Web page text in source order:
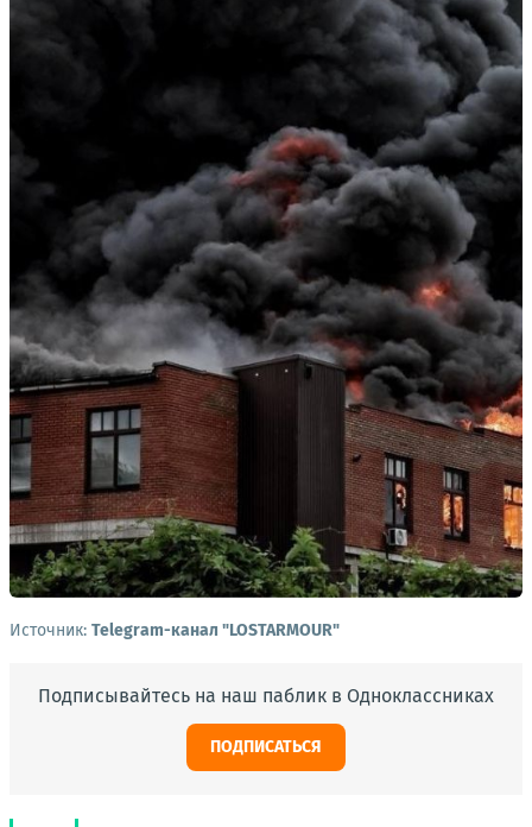
Источник: Telegram-канал "LOSTARMOUR"
Подписывайтесь на наш паблик в Одноклассниках
ПОДПИСАТЬСЯ